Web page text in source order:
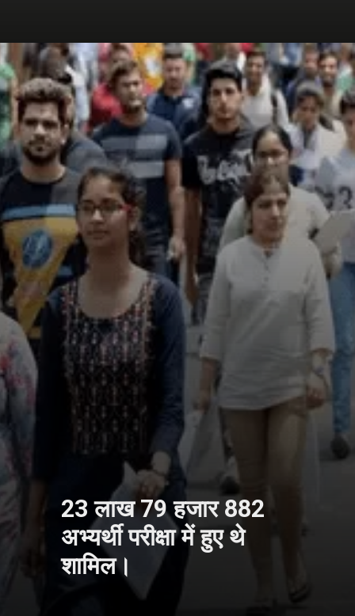
23 लाख 79 हजार 882
अभ्यर्थी परीक्षा में हुए थे
शामिल।